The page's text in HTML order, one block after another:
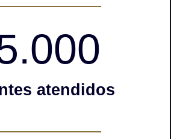
atendidos